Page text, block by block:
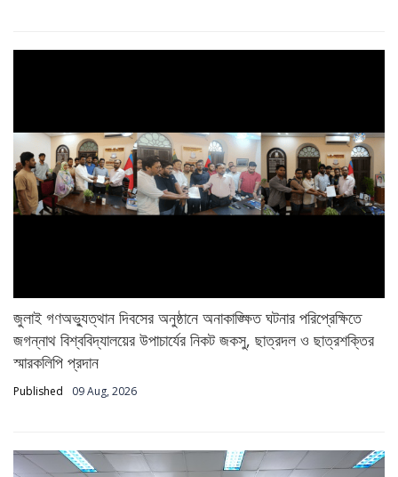
জুলাই গণঅভ্যুত্থান দিবসের অনুষ্ঠানে অনাকাঙ্ক্ষিত ঘটনার পরিপ্রেক্ষিতে
জগন্নাথ বিশ্ববিদ্যালয়ের উপাচার্যের নিকট জকসু, ছাত্রদল ও ছাত্রশক্তির
স্মারকলিপি প্রদান
Published 09 Aug, 2026